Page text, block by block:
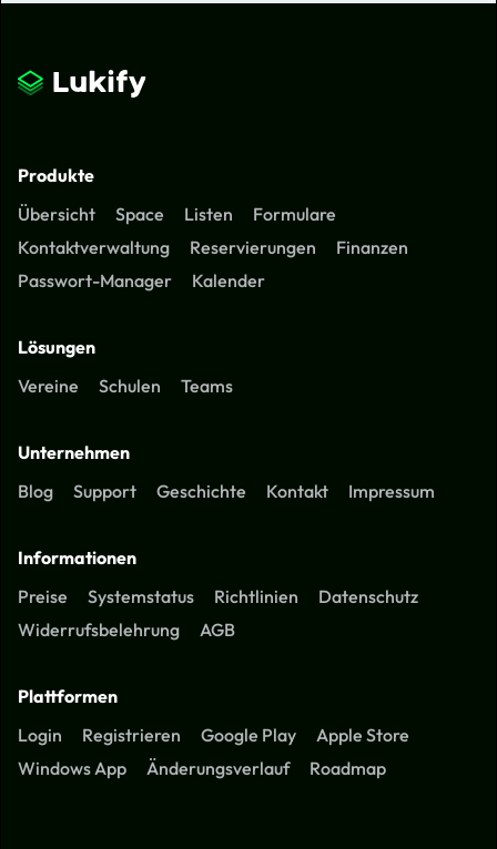
Produkte
Übersicht
Space Listen
Formulare
Kontaktverwaltung
Reservierungen
Finanzen
Passwort-Manager
Kalender
Lösungen
Vereine
Schulen Teams
Unternehmen
Blog
Support Geschichte Kontakt Impressum
Informationen
Preise
Systemstatus Richtlinien
Datenschutz
Widerrufsbelehrung
AGB
Plattformen
Login
Registrieren Google Play
Apple Store
Windows App
Änderungsverlauf Roadmap